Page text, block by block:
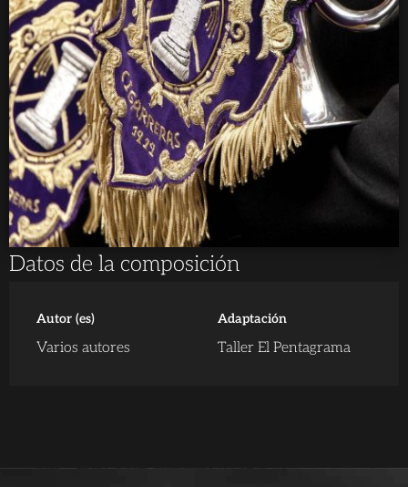
Datos de la composición
Autor (es)
Varios autores
Adaptación
Taller El Pentagrama